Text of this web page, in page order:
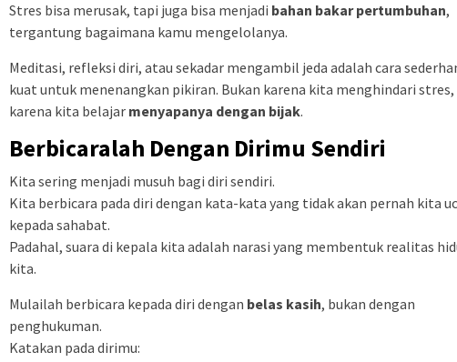
Stres bisa merusak, tapi juga bisa menjadi bahan bakar pertumbuhan,
tergantung bagaimana kamu mengelolanya.
Meditasi, refleksi diri, atau sekadar mengambil jeda adalah cara
kuat untuk menenangkan pikiran. Bukan karena kita menghindari
karena kita belajar menyapanya dengan bijak.
Berbicaralah Dengan Dirimu Sendiri
Kita sering menjadi musuh bagi diri sendiri.
Kita berbicara pada diri dengan kata-kata yang tidak akan pernah kita
kepada sahabat.
Padahal, suara di kepala kita adalah narasi yang membentuk realitas
kita.
Mulailah berbicara kepada diri dengan belas kasih, bukan dengan
penghukuman.
Katakan pada dirimu: